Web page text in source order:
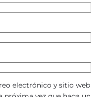
electrónico y sitio web